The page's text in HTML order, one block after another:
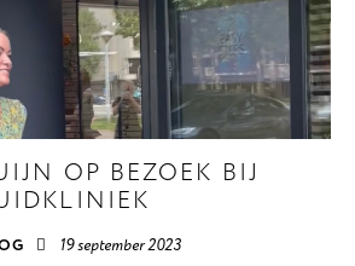
OP BEZOEK BIJ
19 september 2023